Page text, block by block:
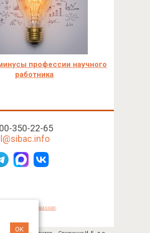
профессии научного
работника
350-22-65
4.0 Непортированная
ОК